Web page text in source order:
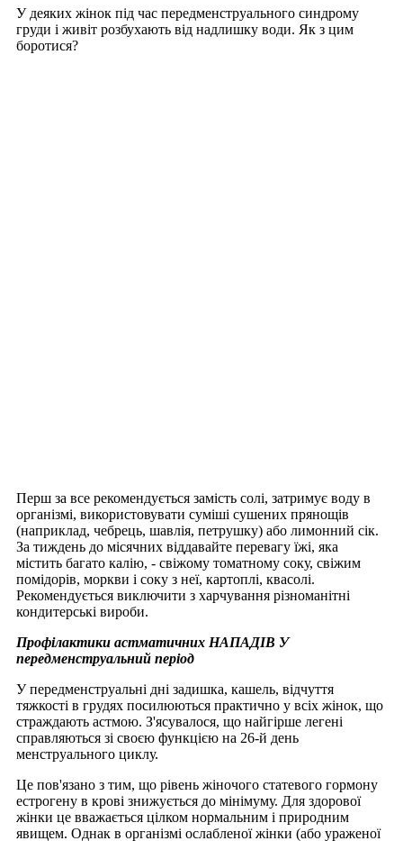
У деяких жінок під час передменструального синдрому
груди і живіт розбухають від надлишку води. Як з цим
боротися?
Перш за все рекомендується замість солі, затримує воду в
організмі, використовувати суміші сушених прянощів
(наприклад, чебрець, шавлія, петрушку) або лимонний сік.
За тиждень до місячних віддавайте перевагу їжі, яка
містить багато калію, - свіжому томатному соку, свіжим
помідорів, моркви і соку з неї, картоплі, квасолі.
Рекомендується виключити з харчування різноманітні
кондитерські вироби.
Профілактики астматичних НАПАДІВ У
передменструальний період
У передменструальні дні задишка, кашель, відчуття
тяжкості в грудях посилюються практично у всіх жінок, що
страждають астмою. З'ясувалося, що найгірше легені
справляються зі своєю функцією на 26-й день
менструального циклу.
Це пов'язано з тим, що рівень жіночого статевого гормону
естрогену в крові знижується до мінімуму. Для здорової
жінки це вважається цілком нормальним і природним
явищем. Однак в організмі ослабленої жінки (або ураженої